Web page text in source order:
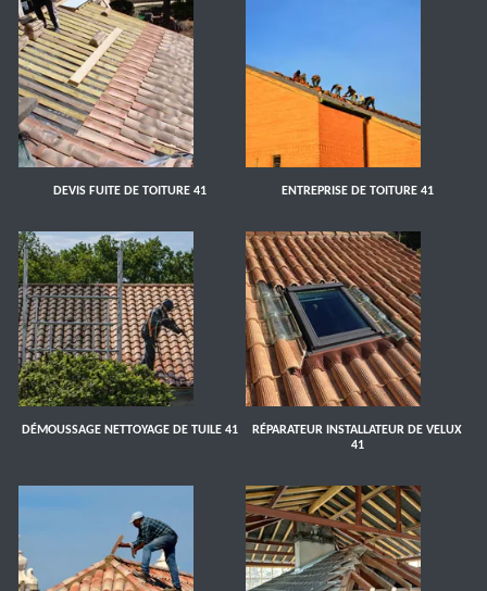
DEVIS FUITE DE TOITURE 41 ENTREPRISE DE TOITURE 41
DÉMOUSSAGE NETTOYAGE DE TUILE 41
RÉPARATEUR INSTALLATEUR DE VELUX
41